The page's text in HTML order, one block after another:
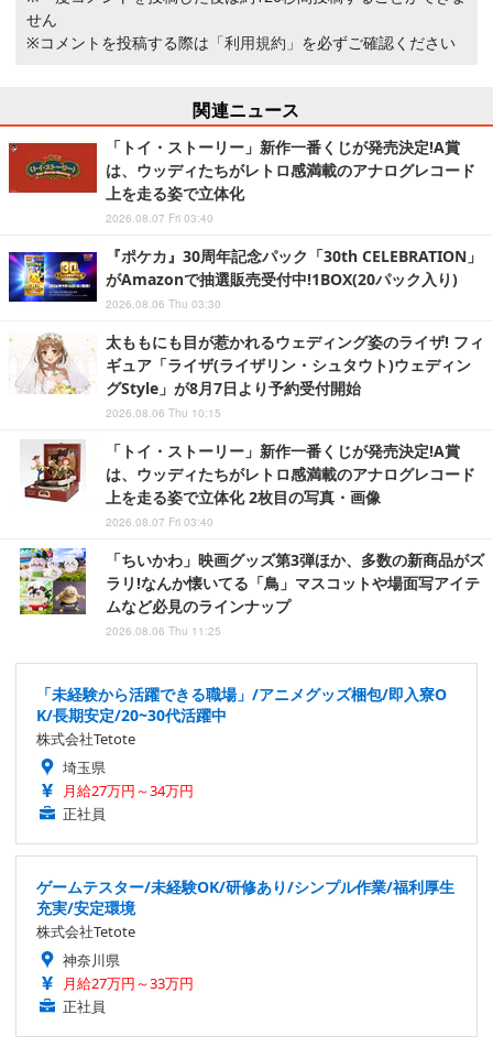
せん
※コメントを投稿する際は 「利用規約」 を必ずご確認ください
関連ニュース
「トイ・ストーリー」新作一番くじが発売決定!A賞
は、ウッディたちがレトロ感満載のアナログレコード
上を走る姿で立体化
2026.08.07 Fri 03:40
『ポケカ』30周年記念パック「30th CELEBRATION」
がAmazonで抽選販売受付中!1BOX(20パック入り)
2026.08.06 Thu 03:30
太ももにも目が惹かれるウェディング姿のライザ! フィ
ギュア「ライザ(ライザリン・シュタウト)ウェディン
グStyle」が8月7日より予約受付開始
2026.08.06 Thu 10:15
「トイ・ストーリー」新作一番くじが発売決定!A賞
は、ウッディたちがレトロ感満載のアナログレコード
上を走る姿で立体化 2枚目の写真・画像
2026.08.07 Fri 03:40
「ちいかわ」映画グッズ第3弾ほか、多数の新商品がズ
ラリ!なんか懐いてる「鳥」マスコットや場面写アイテ
ムなど必見のラインナップ
2026.08.06 Thu 11:25
「未経験から活躍できる職場」/アニメグッズ梱包/即入寮O
K/長期安定/20~30代活躍中
株式会社Tetote
埼玉県
月給27万円～34万円
正社員
ゲームテスター/未経験OK/研修あり/シンプル作業/福利厚生
充実/安定環境
株式会社Tetote
神奈川県
月給27万円～33万円
正社員